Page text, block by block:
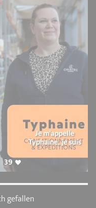
39
gefallen